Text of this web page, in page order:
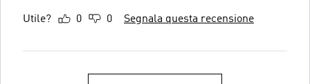
Utile? 0 0 Segnala questa recensione